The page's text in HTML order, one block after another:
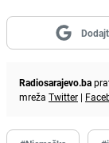
Radiosarajevo.ba
mreža Twitter |